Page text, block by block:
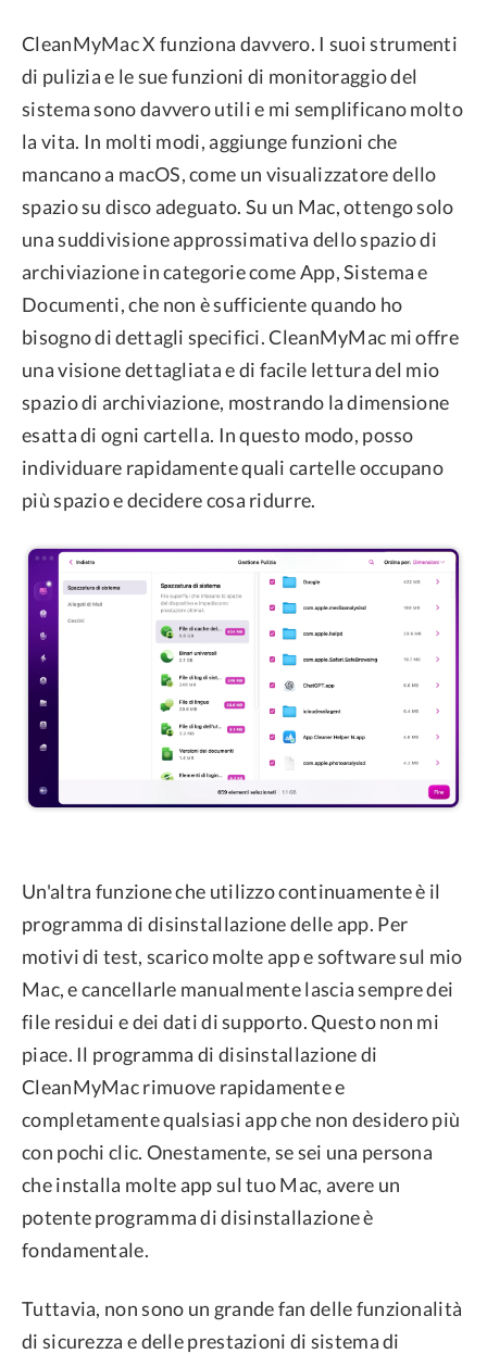
CleanMyMac X funziona davvero. I suoi strumenti
di pulizia e le sue funzioni di monitoraggio del
sistema sono davvero utili e mi semplificano molto
la vita. In molti modi, aggiunge funzioni che
mancano a macOS, come un visualizzatore dello
spazio su disco adeguato. Su un Mac, ottengo solo
una suddivisione approssimativa dello spazio di
archiviazione in categorie come App, Sistema e
Documenti, che non è sufficiente quando ho
bisogno di dettagli specifici. CleanMyMac mi offre
una visione dettagliata e di facile lettura del mio
spazio di archiviazione, mostrando la dimensione
esatta di ogni cartella. In questo modo, posso
individuare rapidamente quali cartelle occupano
più spazio e decidere cosa ridurre.
Un'altra funzione che utilizzo continuamente è il
programma di disinstallazione delle app. Per
motivi di test, scarico molte app e software sul mio
Mac, e cancellarle manualmente lascia sempre dei
file residui e dei dati di supporto. Questo non mi
piace. Il programma di disinstallazione di
CleanMyMac rimuove rapidamente e
completamente qualsiasi app che non desidero più
con pochi clic. Onestamente, se sei una persona
che installa molte app sul tuo Mac, avere un
potente programma di disinstallazione è
fondamentale.
Tuttavia, non sono un grande fan delle funzionalità
di sicurezza e delle prestazioni di sistema di